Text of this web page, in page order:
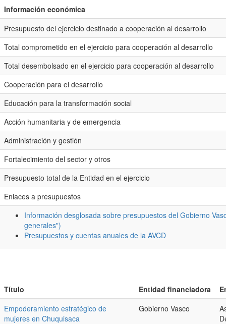
Información económica
Presupuesto del ejercicio destinado a cooperación al desarrollo
Total comprometido en el ejercicio para cooperación al desarrollo
Total desembolsado en el ejercicio para cooperación al desarrollo
Cooperación para el desarrollo
Educación para la transformación social
Acción humanitaria y de emergencia
Administración y gestión
Fortalecimiento del sector y otros
Presupuesto total de la Entidad en el ejercicio
Enlaces a presupuestos
Información desglosada sobre presupuestos del Gobierno
generales")
Presupuestos y cuentas anuales de la AVCD
Título Entidad financiadora
Empoderamiento estratégico de
mujeres en Chuquisaca
Gobierno Vasco